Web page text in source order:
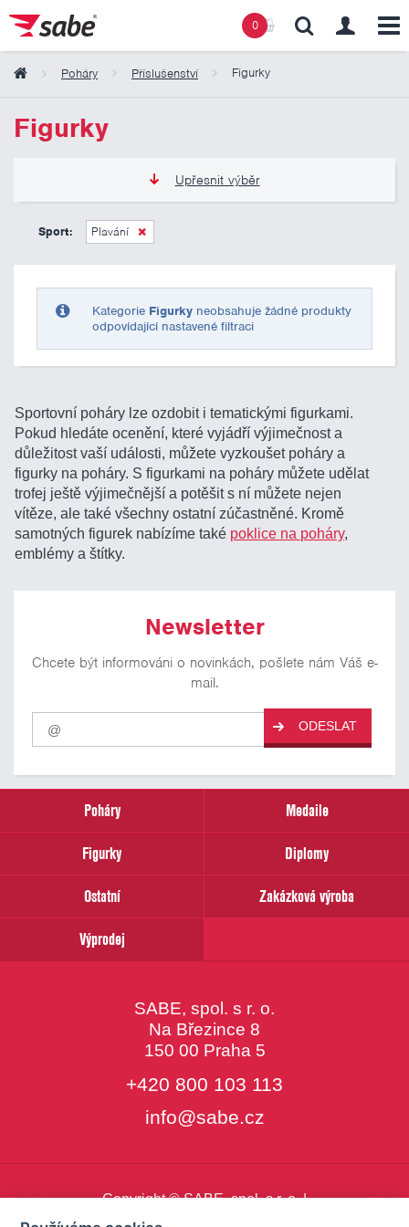
0
Poháry Příslušenství Figurky
Figurky
Upřesnit výběr
0 Kč
Sport: Plavání
Kategorie Figurky neobsahuje žádné produkty
odpovídající nastavené filtraci
Sportovní poháry lze ozdobit i tematickými figurkami.
Pokud hledáte ocenění, které vyjádří výjimečnost a
důležitost vaší události, můžete vyzkoušet poháry a
figurky na poháry. S figurkami na poháry můžete udělat
trofej ještě výjimečnější a potěšit s ní můžete nejen
vítěze, ale také všechny ostatní zúčastněné. Kromě
samotných figurek nabízíme také poklice na poháry,
emblémy a štítky.
Newsletter
Chcete být informováni o novinkách, pošlete nám Váš e-
mail.
Pro
odběr
našich
email
ODESLAT
Poháry
Medaile
Figurky
Diplomy
Ostatní
Zakázková výroba
Výprodej
SABE, spol. s r. o.
Na Březince 8
150 00 Praha 5
+420 800 103 113
info@sabe.cz
Copyright © SABE, spol. s r. o. |
Obsah košíku